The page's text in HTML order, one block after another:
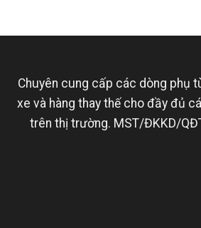
Chuyên cung cấp các dòng phụ
xe và hàng thay thế cho đầy đủ
trên thị trường. MST/ĐKKD/